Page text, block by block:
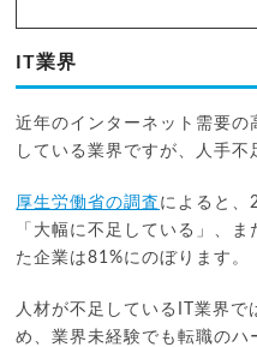
IT業界
近年のインターネット需要
している業界ですが、人手不
厚生労働省の調査 によると、
「大幅に不足している」、
た企業は81%にのぼります。
人材が不足しているIT業界で
め、業界未経験でも転職のハ